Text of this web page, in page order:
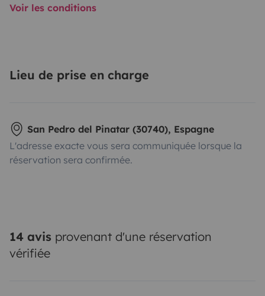
Voir les conditions
Lieu de prise en charge
San Pedro del Pinatar (30740), Espagne
L'adresse exacte vous sera communiquée lorsque la
réservation sera confirmée.
14 avis provenant d'une réservation
vérifiée